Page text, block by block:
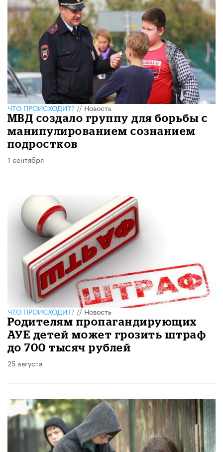
ЧТО ПРОИСХОДИТ?//Новость
МВД создало группу для борьбы с
манипулированием сознанием
подростков
1 сентября
ЧТО ПРОИСХОДИТ?//Новость
Родителям пропагандирующих
АУЕ детей может грозить штраф
до 700 тысяч рублей
25 августа